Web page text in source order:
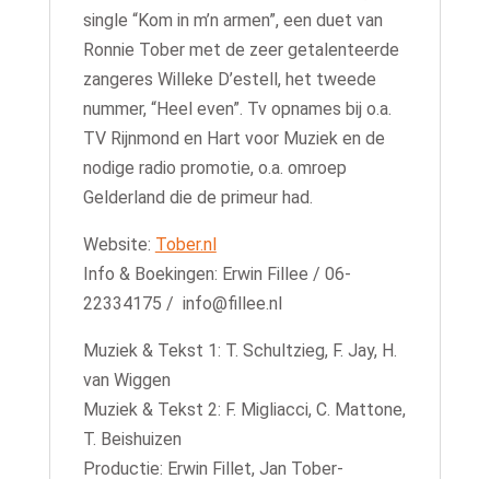
single “Kom in m’n armen”, een duet van
Ronnie Tober met de zeer getalenteerde
zangeres Willeke D’estell, het tweede
nummer, “Heel even”. Tv opnames bij o.a.
TV Rijnmond en Hart voor Muziek en de
nodige radio promotie, o.a. omroep
Gelderland die de primeur had.
Website: Tober.nl
Info & Boekingen: Erwin Fillee / 06-
22334175 / info@fillee.nl
Muziek & Tekst 1: T. Schultzieg, F. Jay, H.
van Wiggen
Muziek & Tekst 2: F. Migliacci, C. Mattone,
T. Beishuizen
Productie: Erwin Fillet, Jan Tober-